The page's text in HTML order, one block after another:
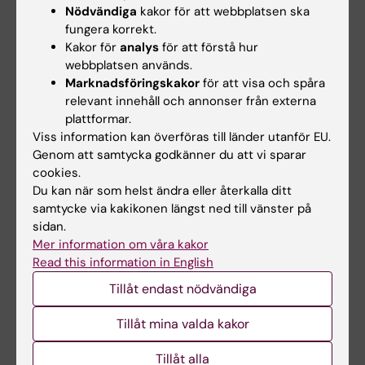
Symposiet publicerades senare som ett
supplement till tidskriften Health Policy and
Planning. Idén togs emot väl
och liknande symposier arrangerades
därefter vid de två efterföljande IHEA
världskongresserna 2011 och 2013 med ett
antal publikationer som resultat. Aktiviteten
har sedan levt vidare i
anslutning till de globala kongresser som den
ledande organisationen för
global hälsosystemsforskning, Health Systems
Global, arrangerar vartannat
Genom uppdrag för Folkhälsomyndigheten,
eller dess tidigare motsvarigheter,
blev jag engagerad i forskning om olika
aspekter på kontroll av sexuellt
Nödvändiga kakor för att webbplatsen ska
fungera korrekt.
Kakor för analys för att förstå hur
webbplatsen används.
Marknadsföringskakor för att visa och spåra
relevant innehåll och annonser från externa
plattformar.
Viss information kan överföras till länder utanför EU.
Genom att samtycka godkänner du att vi sparar
cookies.
Du kan när som helst ändra eller återkalla ditt
samtycke via kakikonen längst ned till vänster på
sidan.
Mer information om våra kakor
Read this information in English
Tillåt endast nödvändiga
Tillåt mina valda kakor
Tillåt alla